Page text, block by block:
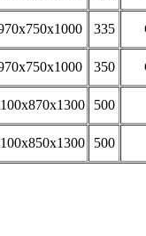
335
350
500
500